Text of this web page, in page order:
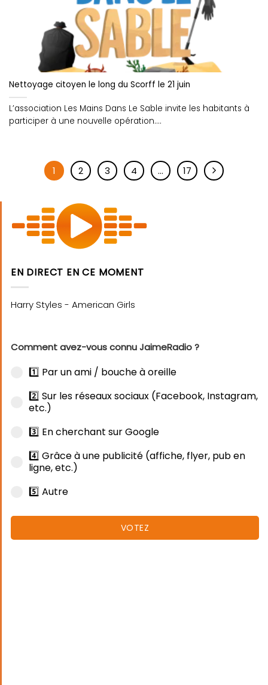
Nettoyage citoyen le long du Scorff le 21 juin
L’association Les Mains Dans Le Sable invite les habitants à
participer à une nouvelle opération....
1 2 3 4 … 17
EN DIRECT EN CE MOMENT
Comment avez-vous connu JaimeRadio ?
1️⃣ Par un ami / bouche à oreille
2️⃣ Sur les réseaux sociaux (Facebook, Instagram,
etc.)
3️⃣ En cherchant sur Google
4️⃣ Grâce à une publicité (affiche, flyer, pub en
ligne, etc.)
5️⃣ Autre
VOTEZ